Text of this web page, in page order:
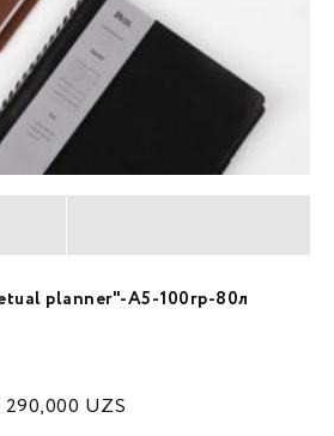
planner"-A5-100гр-80л
290,000 UZS